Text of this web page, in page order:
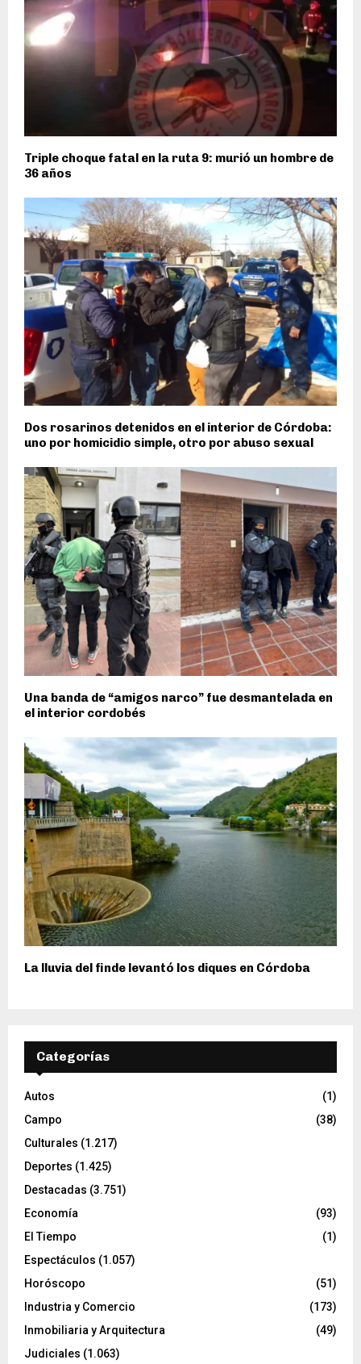
Triple choque fatal en la ruta 9: murió un hombre de
36 años
Dos rosarinos detenidos en el interior de Córdoba:
uno por homicidio simple, otro por abuso sexual
Una banda de “amigos narco” fue desmantelada en
el interior cordobés
La lluvia del finde levantó los diques en Córdoba
Categorías
Autos
(1)
Campo
(38)
Culturales (1.217)
Deportes (1.425)
Destacadas (3.751)
Economía
(93)
El Tiempo
(1)
Espectáculos (1.057)
Horóscopo
(51)
Industria y Comercio
(173)
Inmobiliaria y Arquitectura
(49)
Judiciales (1.063)